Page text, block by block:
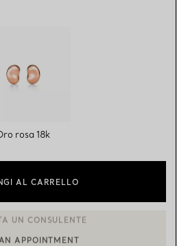
rosa 18k
AL CARRELLO
CLIENTI O PRENOTA UN